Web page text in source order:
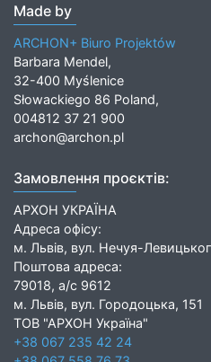
Made by
ARCHON+ Biuro Projektów
Barbara Mendel,
32-400 Myślenice
Słowackiego 86 Poland,
004812 37 21 900
archon@archon.pl
Замовлення проєктів:
АРХОН УКРАЇНА
Адреса офісу:
м. Львів, вул. Нечуя-
Поштова адреса:
79018, а/с 9612
м. Львів, вул. Городоцька, 151
ТОВ "АРХОН Україна"
+38 067 235 42 24